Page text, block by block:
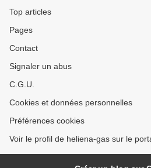
Top articles
Pages
Contact
Signaler un abus
C.G.U.
Cookies et données personnelles
Préférences cookies
Voir le profil de heliena-gas sur le